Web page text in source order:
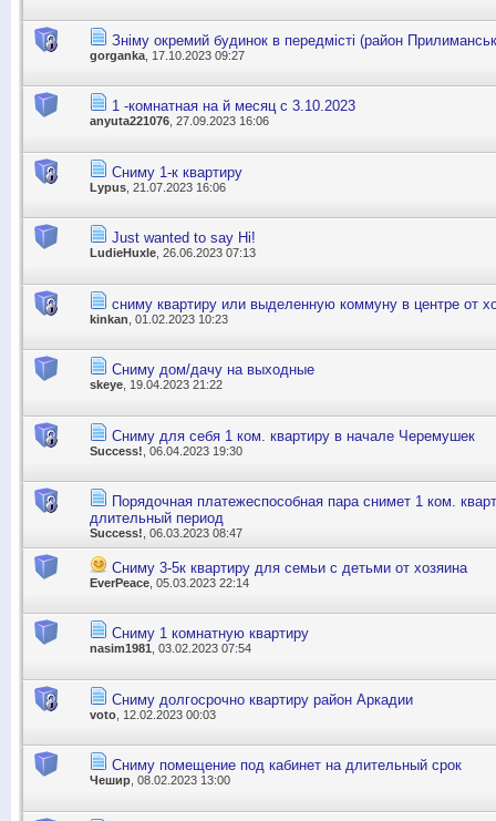
Зніму окремий будинок в передмісті (район
gorganka , 17.10.2023 09:27
1 -комнатная на й месяц с 3.10.2023
anyuta221076, 27.09.2023 16:06
Сниму 1-к квартиру
Lypus , 21.07.2023 16:06
Just wanted to say Hi!
LudieHuxle , 26.06.2023 07:13
сниму квартиру или выделенную коммуну в центре от
kinkan , 01.02.2023 10:23
Сниму дом/дачу на выходные
skeye , 19.04.2023 21:22
Сниму для себя 1 ком. квартиру в начале Черемушек
Success! , 06.04.2023 19:30
Порядочная платежеспособная пара снимет 1 ком.
длительный период
Success! , 06.03.2023 08:47
Сниму 3-5к квартиру для семьи с детьми от хозяина
EverPeace , 05.03.2023 22:14
Сниму 1 комнатную квартиру
nasim1981 , 03.02.2023 07:54
Сниму долгосрочно квартиру район Аркадии
voto , 12.02.2023 00:03
Сниму помещение под кабинет на длительный срок
Чешир , 08.02.2023 13:00